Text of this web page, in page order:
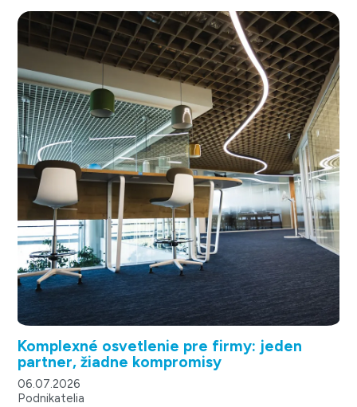
Komplexné osvetlenie pre firmy: jeden
partner, žiadne kompromisy
06.07.2026
Podnikatelia